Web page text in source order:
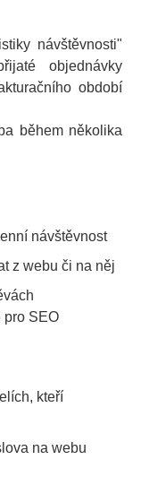
návštěvnosti"
objednávky
období
během několika
návštěvnost
z webu či na něj
pro SEO
kteří
na webu